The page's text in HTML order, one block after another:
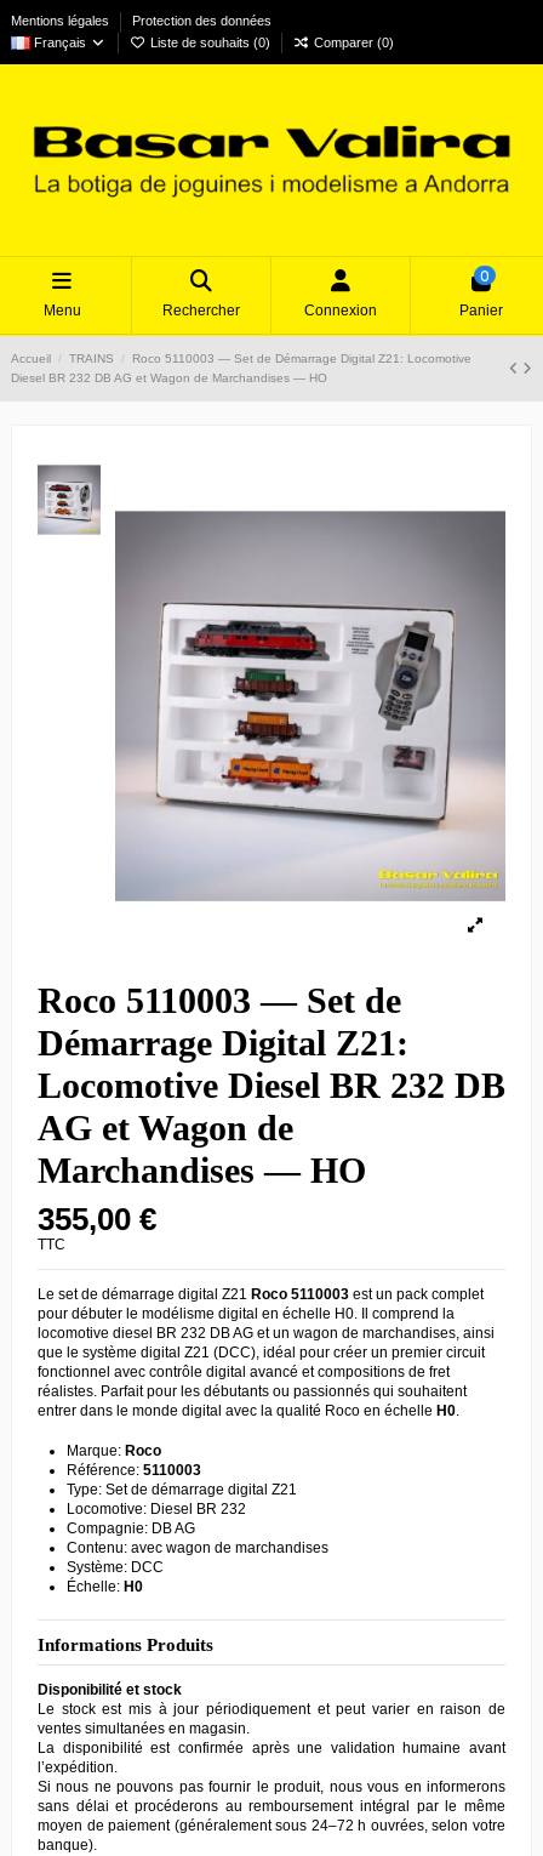
Mentions légales
Protection des données
Français
Liste de souhaits (0) Comparer (0)
Menu Rechercher Connexion
0
Panier
Accueil TRAINS
Roco 5110003 — Set de Démarrage Digital Z21: Locomotive
Diesel BR 232 DB AG et Wagon de Marchandises — HO
Roco 5110003 — Set de
Démarrage Digital Z21:
Locomotive Diesel BR 232 DB
AG et Wagon de
Marchandises — HO
355,00 €
TTC
Le set de démarrage digital Z21 Roco 5110003 est un pack complet
pour débuter le modélisme digital en échelle H0. Il comprend la
locomotive diesel BR 232 DB AG et un wagon de marchandises, ainsi
que le système digital Z21 (DCC), idéal pour créer un premier circuit
fonctionnel avec contrôle digital avancé et compositions de fret
réalistes. Parfait pour les débutants ou passionnés qui souhaitent
entrer dans le monde digital avec la qualité Roco en échelle H0.
Marque: Roco
Référence: 5110003
Type: Set de démarrage digital Z21
Locomotive: Diesel BR 232
Compagnie: DB AG
Contenu: avec wagon de marchandises
Système: DCC
Échelle: H0
Informations Produits
Disponibilité et stock
Le stock est mis à jour périodiquement et peut varier en raison de
ventes simultanées en magasin.
La disponibilité est confirmée après une validation humaine avant
l’expédition.
Si nous ne pouvons pas fournir le produit, nous vous en informerons
sans délai et procéderons au remboursement intégral par le même
moyen de paiement (généralement sous 24–72 h ouvrées, selon votre
banque).